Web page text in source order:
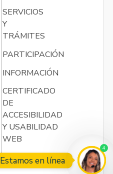
SERVICIOS
Y
TRÁMITES
PARTICIPACIÓN
INFORMACIÓN
CERTIFICADO
DE
ACCESIBILIDAD
Y USABILIDAD
WEB
Estamos en línea
4